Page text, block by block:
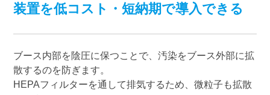
装置を低コスト・短納期で導入できる
ブース内部を陰圧に保つことで、汚染をブース外部に拡
散するのを防ぎます。
HEPAフィルターを通して排気するため、微粒子も拡散